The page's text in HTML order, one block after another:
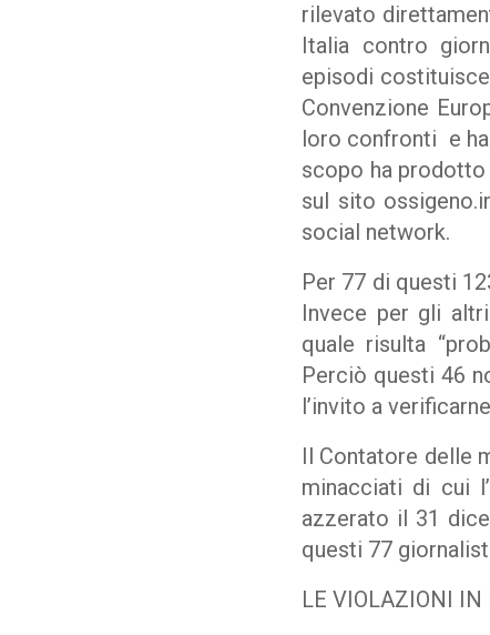
rilevato
Italia contro
episodi
Convenzione
loro confronti e
scopo ha
sul sito
social network.
Per 77 di questi
Invece per gli
quale risulta
Perciò questi 46
l’invito a
Il Contatore delle
minacciati di cui
azzerato il 31
questi 77
LE VIOLAZIONI IN